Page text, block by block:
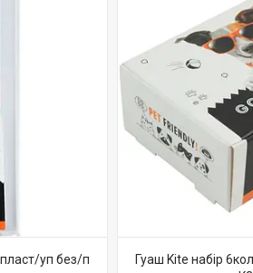
уп без/п
Гуаш Kite набір